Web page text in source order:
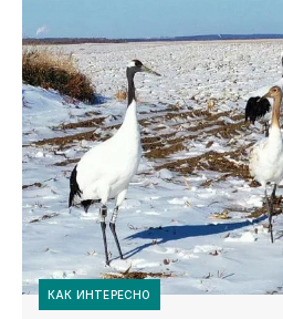
КАК ИНТЕРЕСНО